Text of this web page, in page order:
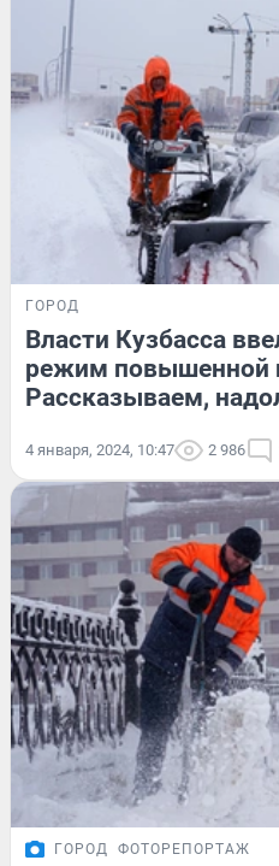
ГОРОД
Власти Кузбасса
режим повышенной
Рассказываем,
4 января, 2024, 10:47 2 986
ГОРОД ФОТОРЕПОРТАЖ